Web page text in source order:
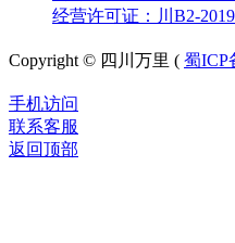
经营许可证：川B2-
Copyright © 四川万里 ( 蜀ICP
手机访问
联系客服
返回顶部